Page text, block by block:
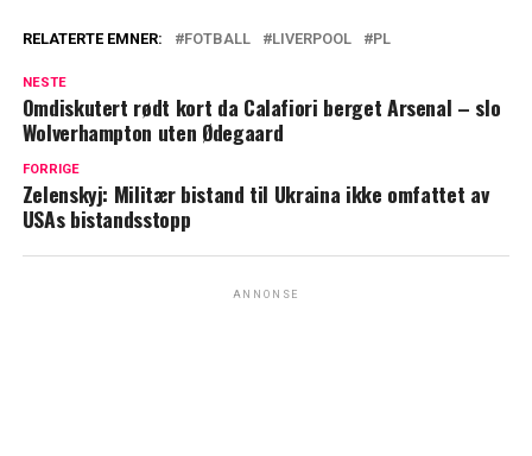
RELATERTE EMNER: FOTBALL LIVERPOOL PL
NESTE
Omdiskutert rødt kort da Calafiori berget Arsenal – slo
Wolverhampton uten Ødegaard
FORRIGE
Zelenskyj: Militær bistand til Ukraina ikke omfattet av
USAs bistandsstopp
ANNONSE